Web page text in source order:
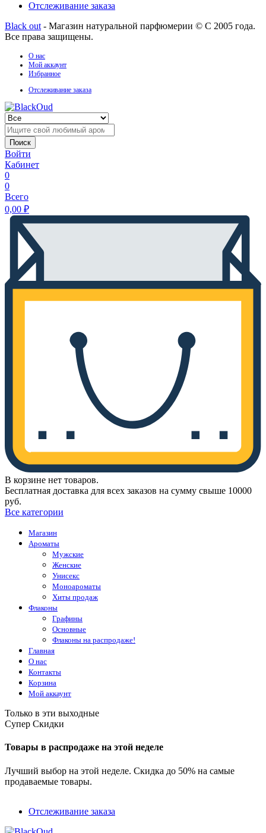
Отслеживание заказа
Black out - Магазин натуральной парфюмерии © С 2005 года.
Все права защищены.
О нас
Мой аккаунт
Избранное
Отслеживание заказа
Поиск
Войти
Кабинет
0
0
Всего
0,00 ₽
В корзине нет товаров.
Бесплатная доставка для всех заказов на сумму свыше 10000
руб.
Все категории
Магазин
Ароматы
Мужские
Женские
Унисекс
Моноароматы
Хиты продаж
Флаконы
Графины
Основные
Флаконы на распродаже!
Главная
О нас
Контакты
Корзина
Мой аккаунт
Только в эти выходные
Супер Скидки
Товары в распродаже на этой неделе
Лучший выбор на этой неделе. Скидка до 50% на самые
продаваемые товары.
Отслеживание заказа